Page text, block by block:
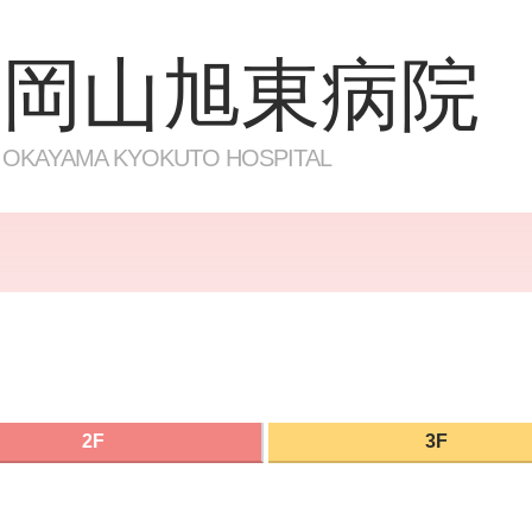
岡山旭東病院
OKAYAMA KYOKUTO HOSPITAL
2F 3F